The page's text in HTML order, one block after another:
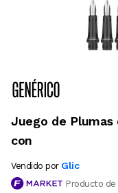
Juego de Plumas
con
Vendido por Glic
Producto